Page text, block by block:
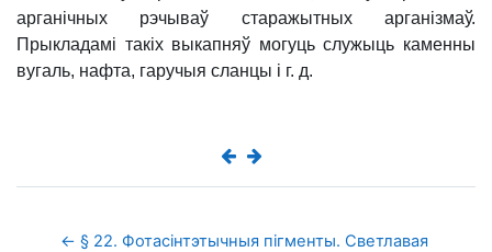
арганічных рэчываў старажытных арганізмаў.
Прыкладамі такіх выкапняў могуць служыць каменны
вугаль, нафта, гаручыя сланцы і г. д.
← § 22. Фотасінтэтычныя пігменты. Светлавая